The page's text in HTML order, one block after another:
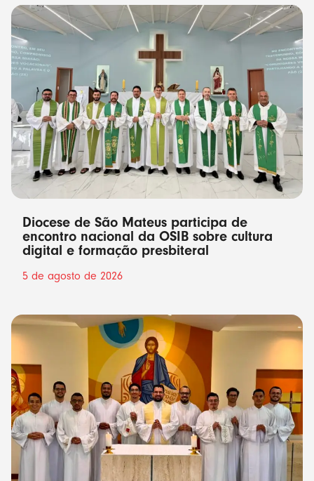
Diocese de São Mateus participa de
encontro nacional da OSIB sobre cultura
digital e formação presbiteral
5 de agosto de 2026